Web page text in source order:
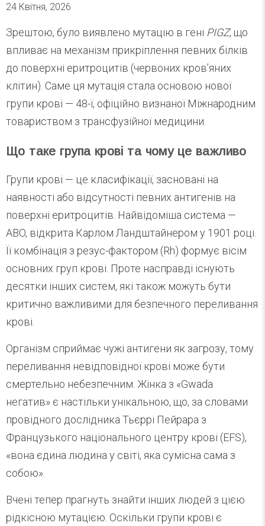
24 Квітня, 2026
Зрештою, було виявлено мутацію в гені PIGZ, що
впливає на механізм прикріплення певних білків
до поверхні еритроцитів (червоних кров’яних
клітин). Саме ця мутація стала основою нової
групи крові — 48-ї, офіційно визнаної Міжнародним
товариством з трансфузійної медицини.
Що таке група крові та чому це важливо
Групи крові — це класифікації, засновані на
наявності або відсутності певних антигенів на
поверхні еритроцитів. Найвідоміша система —
ABO, відкрита Карлом Ландштайнером у 1901 році.
Її комбінація з резус-фактором (Rh) формує вісім
основних груп крові. Проте насправді існують
десятки інших систем, які також можуть бути
критично важливими для безпечного переливання
крові.
Організм сприймає чужі антигени як загрозу, тому
переливання невідповідної крові може бути
смертельно небезпечним. Жінка з «Gwada
негатив» є настільки унікальною, що, за словами
провідного дослідника Тьєррі Пейрара з
Французького національного центру крові (EFS),
«вона єдина людина у світі, яка сумісна сама з
собою».
Вчені тепер прагнуть знайти інших людей з цією
рідкісною мутацією. Оскільки групи крові є